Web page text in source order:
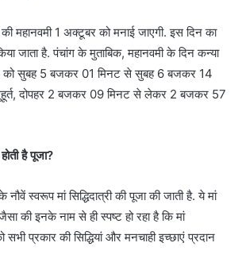
महानवमी 1 अक्टूबर को मनाई जाएगी. इस दिन का
जाता है. पंचांग के मुताबिक, महानवमी के दिन कन्या
को सुबह 5 बजकर 01 मिनट से सुबह 6 बजकर 14
दोपहर 2 बजकर 09 मिनट से लेकर 2 बजकर 57
है पूजा?
नौवें स्वरूप मां सिद्धिदात्री की पूजा की जाती है. ये मां
की इनके नाम से ही स्पष्ट हो रहा है कि मां
सभी प्रकार की सिद्धियां और मनचाही इच्छाएं प्रदान